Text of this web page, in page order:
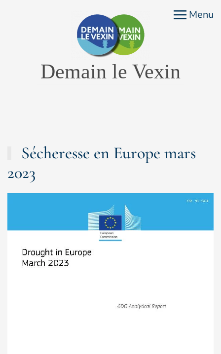
Accéder au contenu principal
Menu
Demain le Vexin
Sécheresse en Europe mars
2023